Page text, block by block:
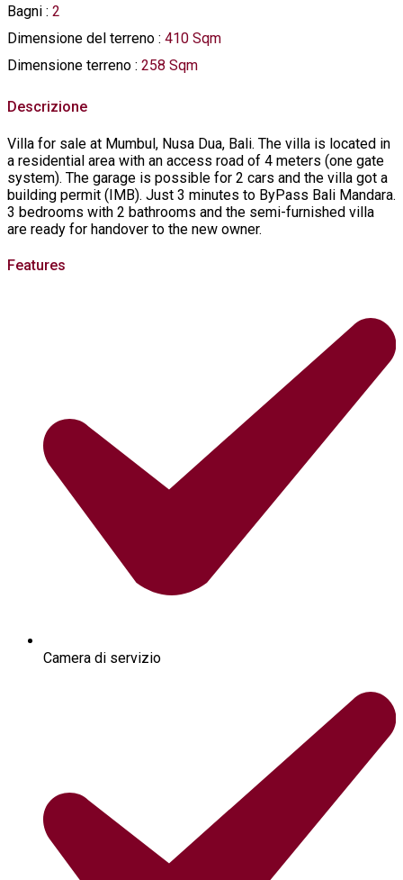
Bagni : 2
Dimensione del terreno : 410 Sqm
Dimensione terreno : 258 Sqm
Descrizione
Villa for sale at Mumbul, Nusa Dua, Bali. The villa is located in
a residential area with an access road of 4 meters (one gate
system). The garage is possible for 2 cars and the villa got a
building permit (IMB). Just 3 minutes to ByPass Bali Mandara.
3 bedrooms with 2 bathrooms and the semi-furnished villa
are ready for handover to the new owner.
Features
Camera di servizio